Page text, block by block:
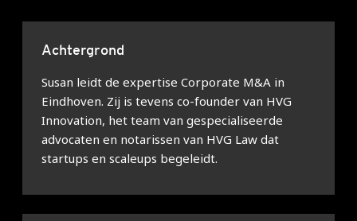
Achtergrond
Susan leidt de expertise Corporate M&A in
Eindhoven. Zij is tevens co-founder van HVG
Innovation, het team van gespecialiseerde
advocaten en notarissen van HVG Law dat
startups en scaleups begeleidt.